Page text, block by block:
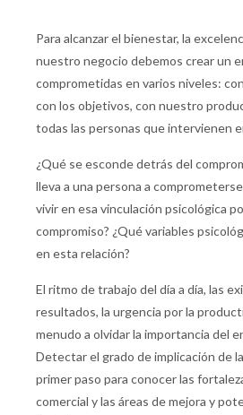
Para alcanzar el bienestar, la
nuestro negocio debemos crear un
comprometidas en varios niveles:
con los objetivos, con nuestro
todas las personas que intervienen
¿Qué se esconde detrás del
lleva a una persona a
vivir en esa vinculación psicológica
compromiso? ¿Qué variables
en esta relación?
El ritmo de trabajo del día a día, las
resultados, la urgencia por la
menudo a olvidar la importancia del
Detectar el grado de implicación de
primer paso para conocer las
comercial y las áreas de mejora y